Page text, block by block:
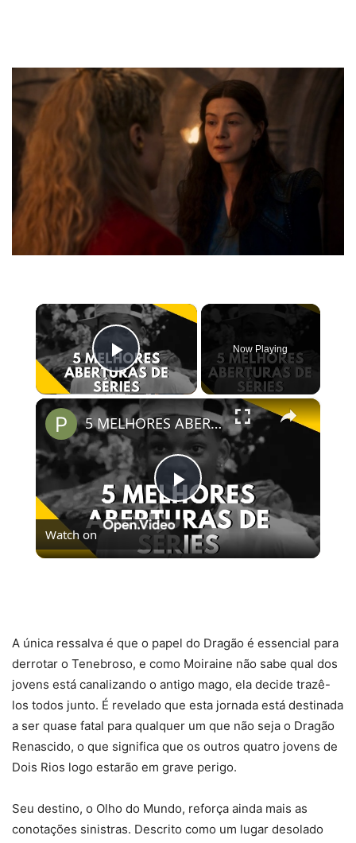
×
Play Video
Now Playing
×
Play
Video
5 MELHORES ABERTURAS DE SÉRIES | Pipocas Tv #13
Watch on
A única ressalva é que o papel do Dragão é essencial para
derrotar o Tenebroso, e como Moiraine não sabe qual dos
jovens está canalizando o antigo mago, ela decide trazê-
los todos junto. É revelado que esta jornada está destinada
a ser quase fatal para qualquer um que não seja o Dragão
Renascido, o que significa que os outros quatro jovens de
Dois Rios logo estarão em grave perigo.
Seu destino, o Olho do Mundo, reforça ainda mais as
conotações sinistras. Descrito como um lugar desolado